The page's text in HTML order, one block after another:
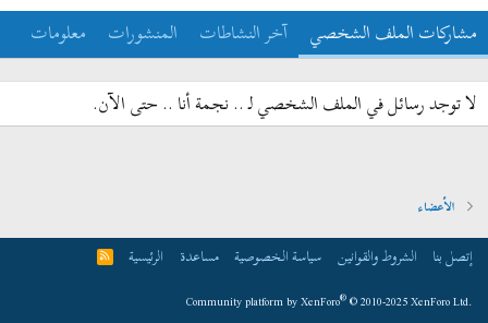
مشاركات الملف الشخصي آخر النشاطات المنشورات معلومات
لا توجد رسائل في الملف الشخصي لـ .. نجمة أنا .. حتى الآن.
الأعضاء
إتصل بنا الشروط والقوانين سياسة الخصوصية مساعدة الرئيسية R
S
Community platform by XenForo®© 2010-2025 XenForo Ltd.